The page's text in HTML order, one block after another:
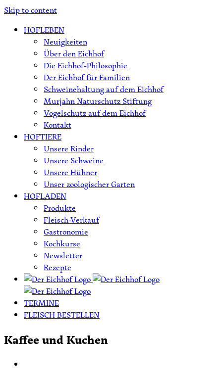
Skip to content
HOFLEBEN
Neuigkeiten
Über den Eichhof
Die Eichhof-Philosophie
Der Eichhof für Familien
Schweinehaltung auf dem Eichhof
Murjahn Naturschutz Stiftung
Vogelschutz auf dem Eichhof
Kontakt
HOFTIERE
Unsere Rinder
Unsere Schweine
Unsere Hühner
Unser zoologischer Garten
HOFLADEN
Produkte
Fleisch-Verkauf
Gastronomie
Kochkurse
Newsletter
Rezepte
TERMINE
FLEISCH BESTELLEN
Kaffee und Kuchen